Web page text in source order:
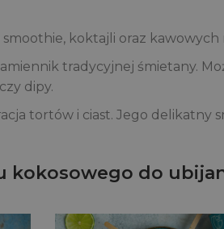
koktajli oraz
tradycyjnej śmietany.
dipy.
tortów i ciast. Jego delikatny
kokosowego do